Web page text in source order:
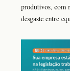
produtivos, com
desgaste entre